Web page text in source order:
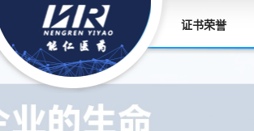
证书荣誉